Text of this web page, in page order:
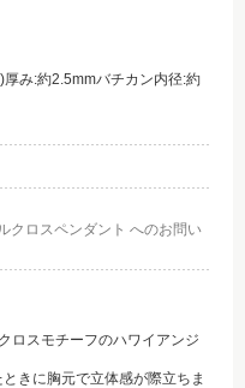
み:約2.5mmバチカン内径:約
クロスペンダント へのお問い
ロスモチーフのハワイアンジ
きに胸元で立体感が際立ちま